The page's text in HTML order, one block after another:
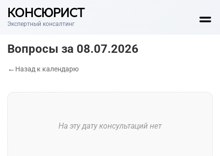
КОНСЮРИСТ
Экспертный консалтинг
Вопросы за 08.07.2026
Назад к календарю
На эту дату консультаций нет